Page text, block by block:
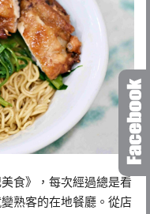
食》，每次經過總是看
熟客的在地餐廳。從店